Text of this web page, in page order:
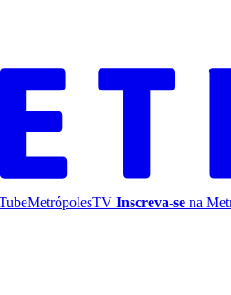
MetrópolesTV Inscreva-se na